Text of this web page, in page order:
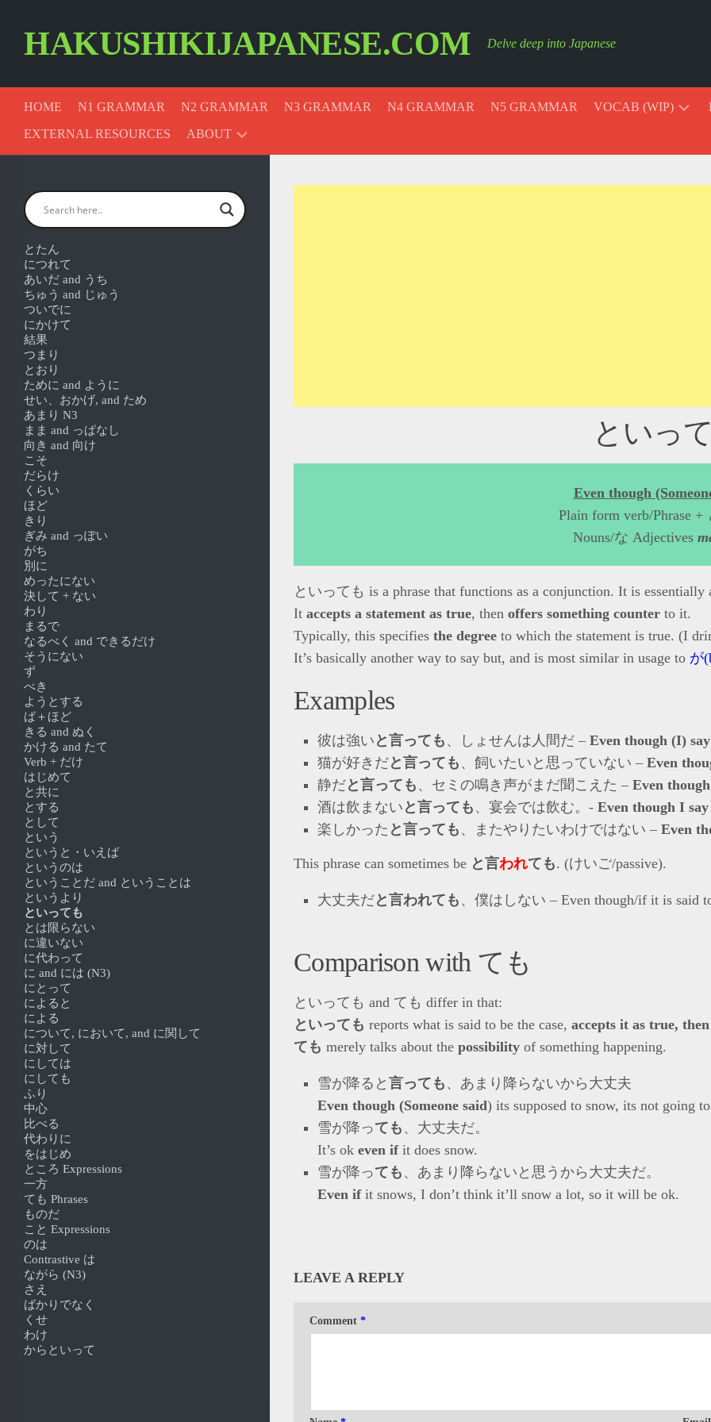
contentHAKUSHIKIJAPANESE.COM Delve deep into Japanese
HOME N1 GRAMMAR N2 GRAMMAR N3 GRAMMAR N4 GRAMMAR N5 GRAMMAR VOCAB (WIP)
ESSENTIAL
EXTERNAL RESOURCES ABOUT
PRIVACY
といっ
Even though
Plain form verb/Phrase +
Nouns/な Adjectives
といっても is a phrase that functions as a conjunction. It is
It accepts a statement as true, then offers something counter to it.
Typically, this specifies the degree to which the statement is true. (I
It’s basically another way to say but, and is most similar in usage to が
Examples
彼は強い と言っても 、しょせんは人間だ – Even though (I) say
猫が好きだと言っても 、飼いたいと思っていない – Even
静だと言っても 、セミの鳴き声がまだ聞こえた – Even
酒は飲まない と言っても 、宴会では飲む。- Even though I
楽しかった と言っても 、またやりたいわけではない – Even
This phrase can sometimes be と言われても. (けいご/passive).
大丈夫だと言われても 、僕はしない – Even though/if it is said
Comparison with ても
といっても and ても differ in that:
といっても reports what is said to be the case, accepts it as true,
ても merely talks about the possibility of something happening.
雪が降ると 言っても 、あまり降らないから大丈夫
Even though (Someone said) its supposed to snow, its not going
雪が降っても 、大丈夫だ。
It’s ok even ifit does snow.
雪が降っても 、あまり降らないと思うから大丈夫だ。
Even ifit snows, I don’t think it’ll snow a lot, so it will be ok.
LEAVE A REPLY
Comment *
とたん
につれて
あいだ and うち
ちゅう and じゅう
ついでに
にかけて
結果
つまり
とおり
ために and ように
せい、おかげ, and ため
あまり N3
まま and っぱなし
向き and 向け
こそ
だらけ
くらい
ほど
きり
ぎみ and っぽい
がち
別に
めったにない
決して + ない
わり
まるで
なるべく and できるだけ
そうにない
ず
べき
ようとする
ば＋ほど
きる and ぬく
かける and たて
Verb + だけ
はじめて
と共に
とする
として
という
というと・いえば
というのは
ということだ and ということは
というより
といっても
とは限らない
に違いない
に代わって
に and には (N3)
にとって
によると
による
について, において, and に関して
に対して
にしては
にしても
ふり
中心
比べる
代わりに
をはじめ
ところ Expressions
一方
ても Phrases
ものだ
こと Expressions
のは
Contrastive は
ながら (N3)
さえ
ばかりでなく
くせ
わけ
からといって